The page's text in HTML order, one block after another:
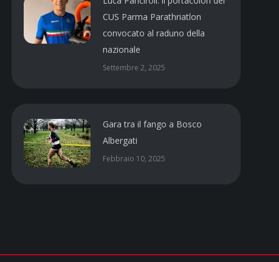
CUS Parma Parathriatlon
convocato al raduno della
nazionale
Settembre 2, 2025
Gara tra il fango a Bosco
Albergati
Febbraio 10, 2025